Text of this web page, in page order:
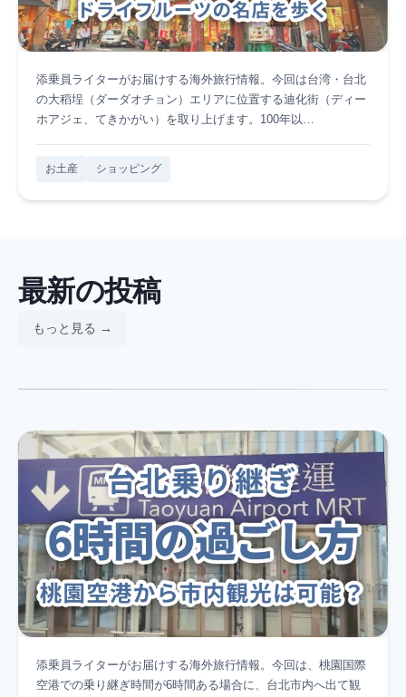
添乗員ライターがお届けする海外旅行情報。今回は台湾・台北
の大稻埕（ダーダオチョン）エリアに位置する迪化街（ディー
ホアジェ、てきかがい）を取り上げます。100年以…
お土産 ショッピング
最新の投稿
もっと見る →
添乗員ライターがお届けする海外旅行情報。今回は、桃園国際
空港での乗り継ぎ時間が6時間ある場合に、台北市内へ出て観